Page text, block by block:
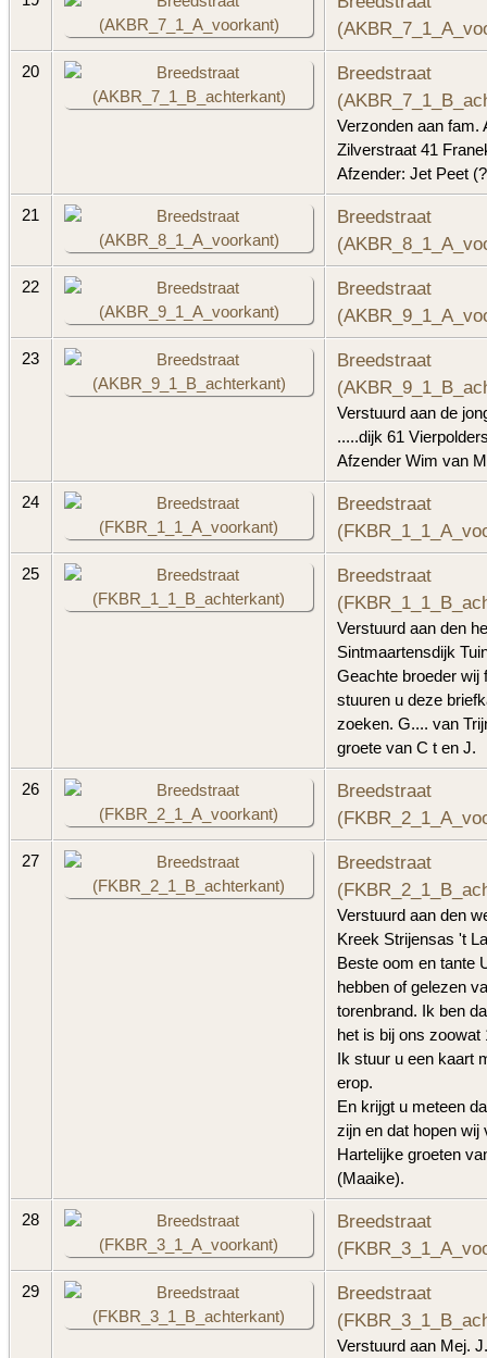
20
Breedstraat
Verzonden aan fam.
Zilverstraat 41
Afzender: Jet Peet
21
Breedstraat
22
Breedstraat
23
Breedstraat
Verstuurd aan de
.....dijk 61
Afzender Wim van
24
Breedstraat
25
Breedstraat
Verstuurd aan den
Sintmaartensdijk
Geachte broeder wij
stuuren u deze
zoeken. G.... van
groete van C t en J.
26
Breedstraat
27
Breedstraat
Verstuurd aan den
Kreek Strijensas 't
Beste oom en tante
hebben of gelezen
torenbrand. Ik ben
het is bij ons zoowat
Ik stuur u een kaart
erop.
En krijgt u meteen
zijn en dat hopen wij
Hartelijke groeten
(Maaike).
28
Breedstraat
29
Breedstraat
Verstuurd aan Mej.